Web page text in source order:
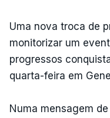
Uma nova troca de
monitorizar um
progressos
quarta-feira em
Numa mensagem